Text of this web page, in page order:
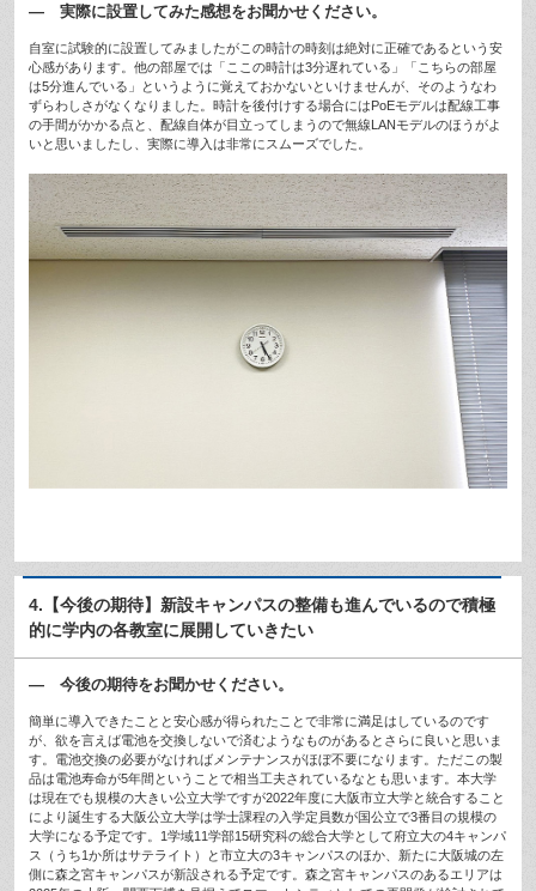
— 実際に設置してみた感想をお聞かせください。
自室に試験的に設置してみましたがこの時計の時刻は絶対に正確であるという安
心感があります。他の部屋では「ここの時計は3分遅れている」「こちらの部屋
は5分進んでいる」というように覚えておかないといけませんが、そのようなわ
ずらわしさがなくなりました。時計を後付けする場合にはPoEモデルは配線工事
の手間がかかる点と、配線自体が目立ってしまうので無線LANモデルのほうがよ
いと思いましたし、実際に導入は非常にスムーズでした。
4.【今後の期待】新設キャンパスの整備も進んでいるので積極
的に学内の各教室に展開していきたい
— 今後の期待をお聞かせください。
簡単に導入できたことと安心感が得られたことで非常に満足はしているのです
が、欲を言えば電池を交換しないで済むようなものがあるとさらに良いと思いま
す。電池交換の必要がなければメンテナンスがほぼ不要になります。ただこの製
品は電池寿命が5年間ということで相当工夫されているなとも思います。本大学
は現在でも規模の大きい公立大学ですが2022年度に大阪市立大学と統合すること
により誕生する大阪公立大学は学士課程の入学定員数が国公立で3番目の規模の
大学になる予定です。1学域11学部15研究科の総合大学として府立大の4キャンパ
ス（うち1か所はサテライト）と市立大の3キャンパスのほか、新たに大阪城の左
側に森之宮キャンパスが新設される予定です。森之宮キャンパスのあるエリアは